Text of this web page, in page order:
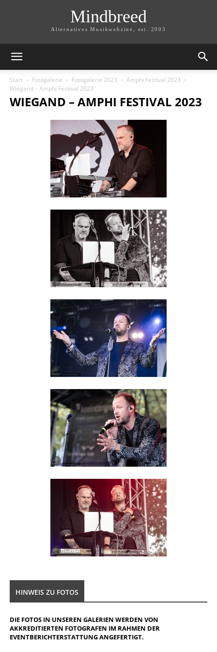
Mindbreed
Alternatives Musikwebzine, est. 2003
Start Fotogalerie Fotogalerie 2023
Amphi Festival 2023
Wiegand – Amphi Festival 2023
WIEGAND – AMPHI FESTIVAL 2023
HINWEIS ZU FOTOS
DIE FOTOS IN UNSEREN GALERIEN WERDEN VON
AKKREDITIERTEN FOTOGRAFEN IM RAHMEN DER
EVENTBERICHTERSTATTUNG ANGEFERTIGT.